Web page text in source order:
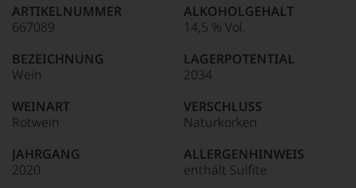
90–94 Punkte:
Unter 85 Punkte:
für
»Fine
für
die
edlen
Weine
der
Welt,
kaum
ein
ARTIKELNUMMER
667089
BEZEICHNUNG
Wein
WEINART
Rotwein
JAHRGANG
2020
ALKOHOLGEHALT
14,5 % Vol.
LAGERPOTENTIAL
2034
VERSCHLUSS
Naturkorken
ALLERGENHINWEIS
enthält Sulfite